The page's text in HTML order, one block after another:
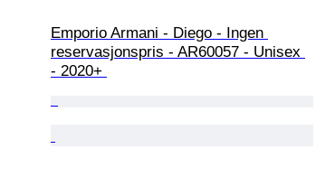
Emporio Armani - Diego - Ingen
reservasjonspris - AR60057 - Unisex
- 2020+